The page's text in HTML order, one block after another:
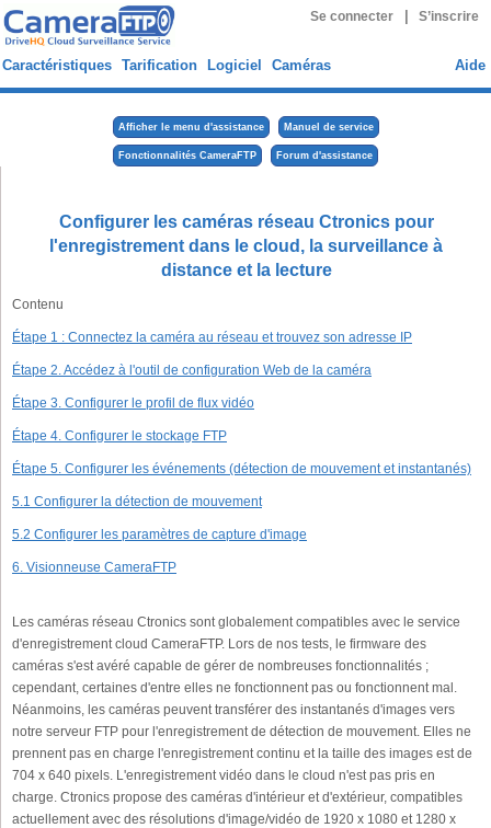
Se connecter S’inscrire
Caractéristiques Tarification Logiciel Caméras Aide
Afficher le menu d'assistance Manuel de service
Fonctionnalités CameraFTP Forum d'assistance
Configurer les caméras réseau Ctronics pour
l'enregistrement dans le cloud, la surveillance à
distance et la lecture
Contenu
Étape 1 : Connectez la caméra au réseau et trouvez son adresse IP
Étape 2. Accédez à l'outil de configuration Web de la caméra
Étape 3. Configurer le profil de flux vidéo
Étape 4. Configurer le stockage FTP
Étape 5. Configurer les événements (détection de mouvement et instantanés)
5.1 Configurer la détection de mouvement
5.2 Configurer les paramètres de capture d'image
6. Visionneuse CameraFTP
Les caméras réseau Ctronics sont globalement compatibles avec le service
d'enregistrement cloud CameraFTP. Lors de nos tests, le firmware des
caméras s'est avéré capable de gérer de nombreuses fonctionnalités ;
cependant, certaines d'entre elles ne fonctionnent pas ou fonctionnent mal.
Néanmoins, les caméras peuvent transférer des instantanés d'images vers
notre serveur FTP pour l'enregistrement de détection de mouvement. Elles ne
prennent pas en charge l'enregistrement continu et la taille des images est de
704 x 640 pixels. L'enregistrement vidéo dans le cloud n'est pas pris en
charge. Ctronics propose des caméras d'intérieur et d'extérieur, compatibles
actuellement avec des résolutions d'image/vidéo de 1920 x 1080 et 1280 x